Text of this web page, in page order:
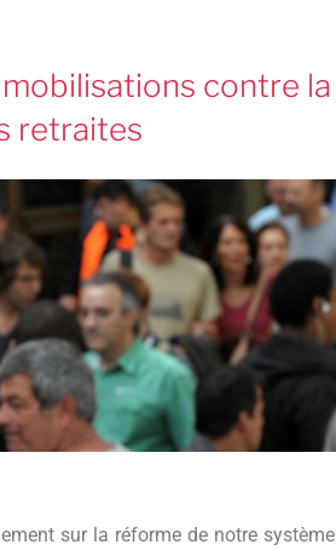
contre la
retraites
sur la réforme de notre système